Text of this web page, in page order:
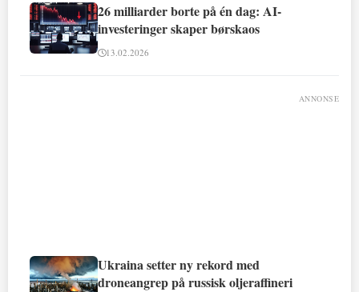
26 milliarder borte på én dag: AI-
investeringer skaper børskaos
13.02.2026
ANNONSE
Ukraina setter ny rekord med
droneangrep på russisk oljeraffineri